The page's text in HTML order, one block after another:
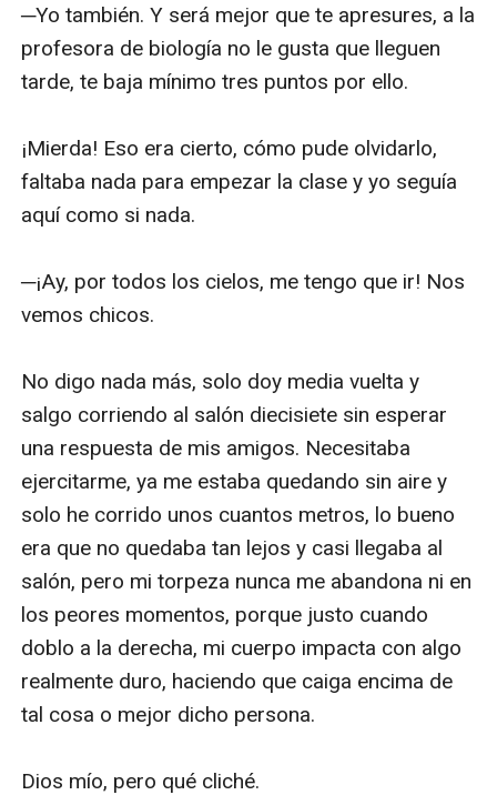
─Yo también. Y será mejor que te apresures, a la
profesora de biología no le gusta que lleguen
tarde, te baja mínimo tres puntos por ello.
¡Mierda! Eso era cierto, cómo pude olvidarlo,
faltaba nada para empezar la clase y yo seguía
aquí como si nada.
─¡Ay, por todos los cielos, me tengo que ir! Nos
vemos chicos.
No digo nada más, solo doy media vuelta y
salgo corriendo al salón diecisiete sin esperar
una respuesta de mis amigos. Necesitaba
ejercitarme, ya me estaba quedando sin aire y
solo he corrido unos cuantos metros, lo bueno
era que no quedaba tan lejos y casi llegaba al
salón, pero mi torpeza nunca me abandona ni en
los peores momentos, porque justo cuando
doblo a la derecha, mi cuerpo impacta con algo
realmente duro, haciendo que caiga encima de
tal cosa o mejor dicho persona.
Dios mío, pero qué cliché.